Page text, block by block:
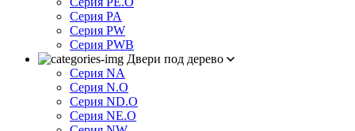
Серия PA
Серия PW
Серия PWB
Двери под дерево
Серия NA
Серия N.O
Серия ND.O
Серия NE.O